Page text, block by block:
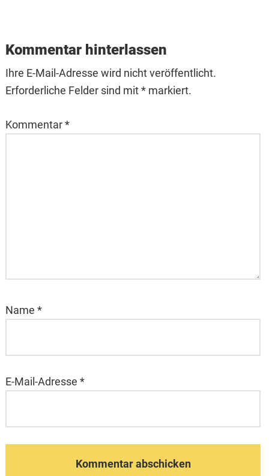
Interactions
Kommentar hinterlassen
Ihre E-Mail-Adresse wird nicht veröffentlicht.
Erforderliche Felder sind mit * markiert.
Kommentar*
Name *
E-Mail-Adresse *